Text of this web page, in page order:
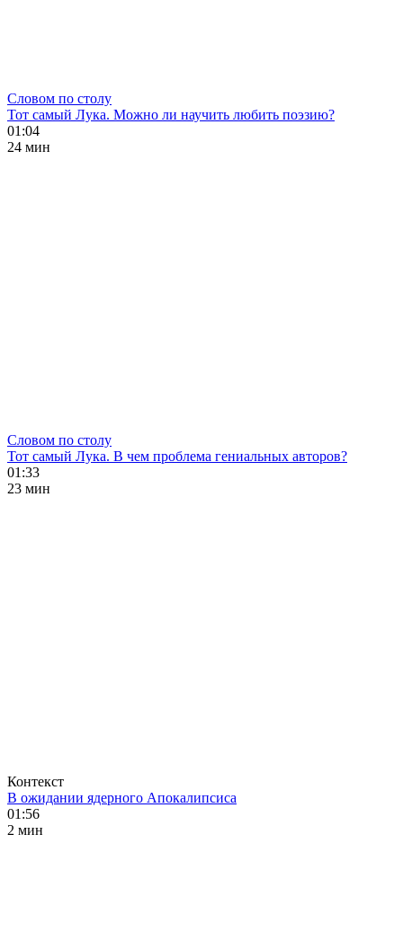
Словом по столу
Тот самый Лука. Можно ли научить любить поэзию?
01:04
24 мин
Словом по столу
Тот самый Лука. В чем проблема гениальных авторов?
01:33
23 мин
Контекст
В ожидании ядерного Апокалипсиса
01:56
2 мин